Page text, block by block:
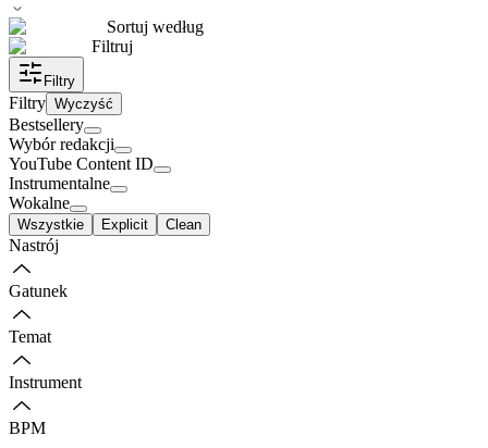
Sortuj według
Filtruj
Filtry
Filtry Wyczyść
Bestsellery
Wybór redakcji
YouTube Content ID
Instrumentalne
Wokalne
Wszystkie Explicit Clean
Nastrój
Gatunek
Temat
Instrument
BPM